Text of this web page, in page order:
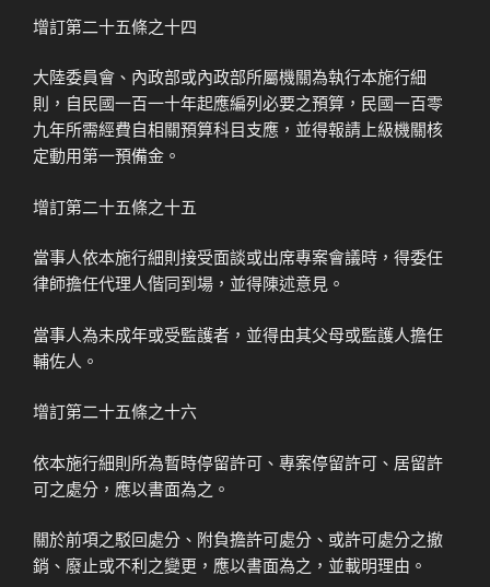
增訂第二十五條之十四
大陸委員會、內政部或內政部所屬機關為執行本施行細
則，自民國一百一十年起應編列必要之預算，民國一百零
九年所需經費自相關預算科目支應，並得報請上級機關核
定動用第一預備金。
增訂第二十五條之十五
當事人依本施行細則接受面談或出席專案會議時，得委任
律師擔任代理人偕同到場，並得陳述意見。
當事人為未成年或受監護者，並得由其父母或監護人擔任
輔佐人。
增訂第二十五條之十六
依本施行細則所為暫時停留許可、專案停留許可、居留許
可之處分，應以書面為之。
關於前項之駁回處分、附負擔許可處分、或許可處分之撤
銷、廢止或不利之變更，應以書面為之，並載明理由。